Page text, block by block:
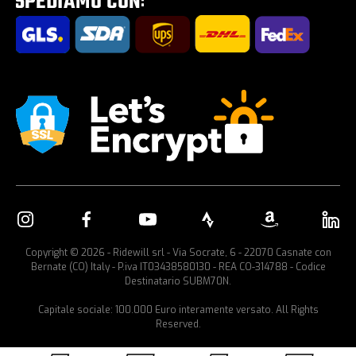
Portabici per auto
Copyright © 2026 - Ridewill srl - Via Socrate, 6 - 22070 Casnate con
Bernate (CO) Italy - P.iva IT03438580130 - REA CO-314788 - Codice
Destinatario SUBM70N.
Capitale sociale: 100.000 Euro interamente versato. All Rights
Reserved.